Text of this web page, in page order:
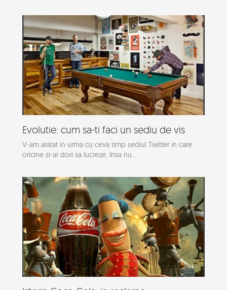
Evolutie: cum sa-ti faci un sediu de vis
V-am aratat in urma cu ceva timp sediul Twitter in care
oricine si-ar dori sa lucreze. Insa nu...